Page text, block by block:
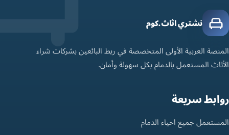
نشتري اثاث.كوم
المنصة العربية الأولى المتخصصة في ربط البائعين بشركات شراء
الأثاث المستعمل بالدمام بكل سهولة وأمان.
روابط سريعة
المستعمل جميع احياء الدمام